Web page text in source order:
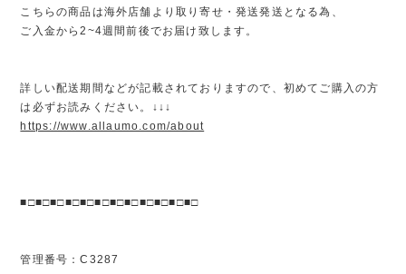
こちらの商品は海外店舗より取り寄せ・発送発送となる為、
ご入金から2~4週間前後でお届け致します。
詳しい配送期間などが記載されておりますので、初めてご購入の方
は必ずお読みください。↓↓↓
https://www.allaumo.com/about
■□■□■□■□■□■□■□■□■□■□■□■□
管理番号：C3287